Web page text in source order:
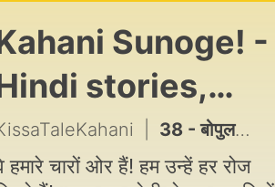
Sunoge! -
stories,
wali!38 - बोपुल बागची - खामोशी का शोर....
हमारे चारों ओर हैं! हम उन्हें हर रोज